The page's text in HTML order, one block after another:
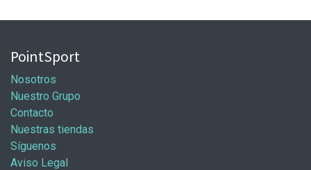
PointSport
Nosotros
Nuestro Grupo
Contacto
Nuestras tiendas
Síguenos
Aviso Legal